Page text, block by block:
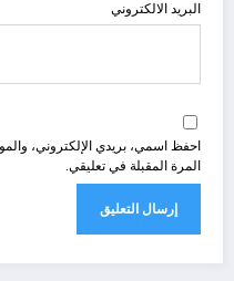
البريد الالكتروني
احفظ اسمي، بريدي الإلكتروني،
المرة المقبلة في تعليقي.